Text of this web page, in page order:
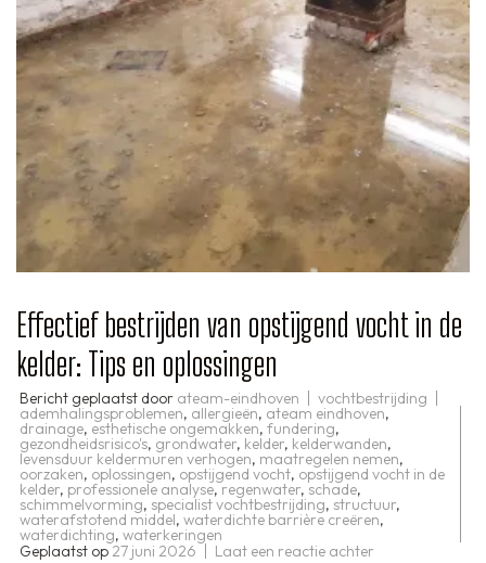
Effectief bestrijden van opstijgend vocht in de
kelder: Tips en oplossingen
Bericht geplaatst door ateam-eindhoven vochtbestrijding
ademhalingsproblemen, allergieën, ateam eindhoven,
drainage, esthetische ongemakken, fundering,
gezondheidsrisico's, grondwater, kelder, kelderwanden,
levensduur keldermuren verhogen, maatregelen nemen,
oorzaken, oplossingen, opstijgend vocht, opstijgend vocht in de
kelder, professionele analyse,regenwater, schade,
schimmelvorming, specialist vochtbestrijding, structuur,
waterafstotend middel, waterdichte barrière creëren,
waterdichting, waterkeringen
Geplaatst op 27 juni 2026 Laat een reactie achter